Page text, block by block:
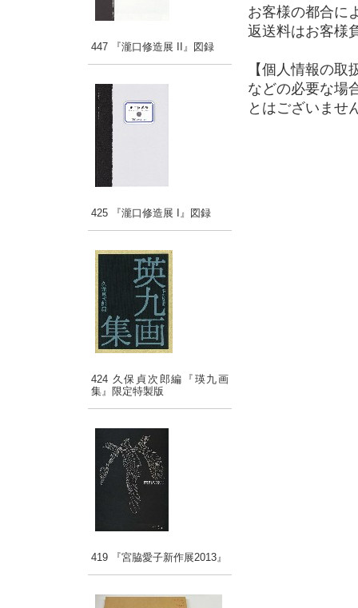
447 『瀧口修造展 II』図録
425 『瀧口修造展 I』図録
424 久保貞次郎編『瑛九画
集』限定特製版
419 『宮脇愛子新作展2013』
お客様の都合に
返送料はお客様
【個人情報の
などの必要な場
とはございませ